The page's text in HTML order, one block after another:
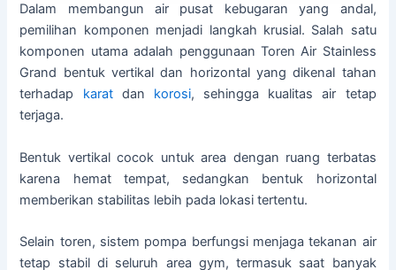
Dalam membangun air pusat kebugaran yang andal,
pemilihan komponen menjadi langkah krusial. Salah satu
komponen utama adalah penggunaan Toren Air Stainless
Grand bentuk vertikal dan horizontal yang dikenal tahan
terhadap karatdan korosi, sehingga kualitas air tetap
terjaga.
Bentuk vertikal cocok untuk area dengan ruang terbatas
karena hemat tempat, sedangkan bentuk horizontal
memberikan stabilitas lebih pada lokasi tertentu.
Selain toren, sistem pompa berfungsi menjaga tekanan air
tetap stabil di seluruh area gym, termasuk saat banyak